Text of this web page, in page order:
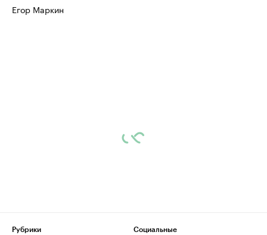
Егор Маркин
Рубрики
Социальные